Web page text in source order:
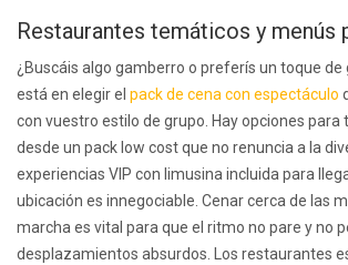
Restaurantes temáticos y menús
¿Buscáis algo gamberro o preferís un toque de
está en elegir el pack de cena con espectáculo
con vuestro estilo de grupo. Hay opciones para
desde un pack low cost que no renuncia a la
experiencias VIP con limusina incluida para
ubicación es innegociable. Cenar cerca de las
marcha es vital para que el ritmo no pare y no
desplazamientos absurdos. Los restaurantes